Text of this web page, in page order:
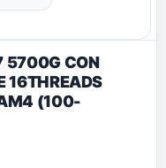
5700G CON
16THREADS
(100-